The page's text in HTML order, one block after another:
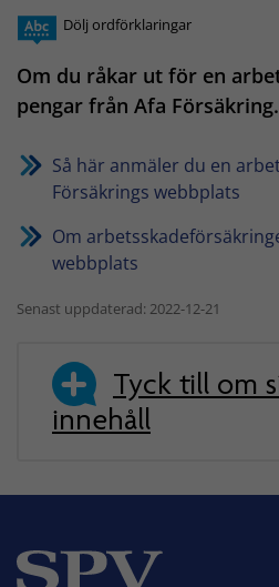
Dölj ordförklaringar
Om du råkar ut för en
pengar från Afa Försäkring.
Så här anmäler du en
Försäkrings webbplats
Om
webbplats
Senast uppdaterad: 2022-12-21
Tyck till om
innehåll